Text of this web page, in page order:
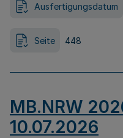
Ausfertigungsdatum
Seite 448
MB.NRW
10.07.2026